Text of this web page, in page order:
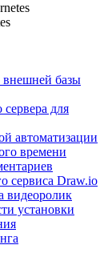
внешней базы
для
автоматизации
времени
сервиса Draw.io
видеоролик
установки